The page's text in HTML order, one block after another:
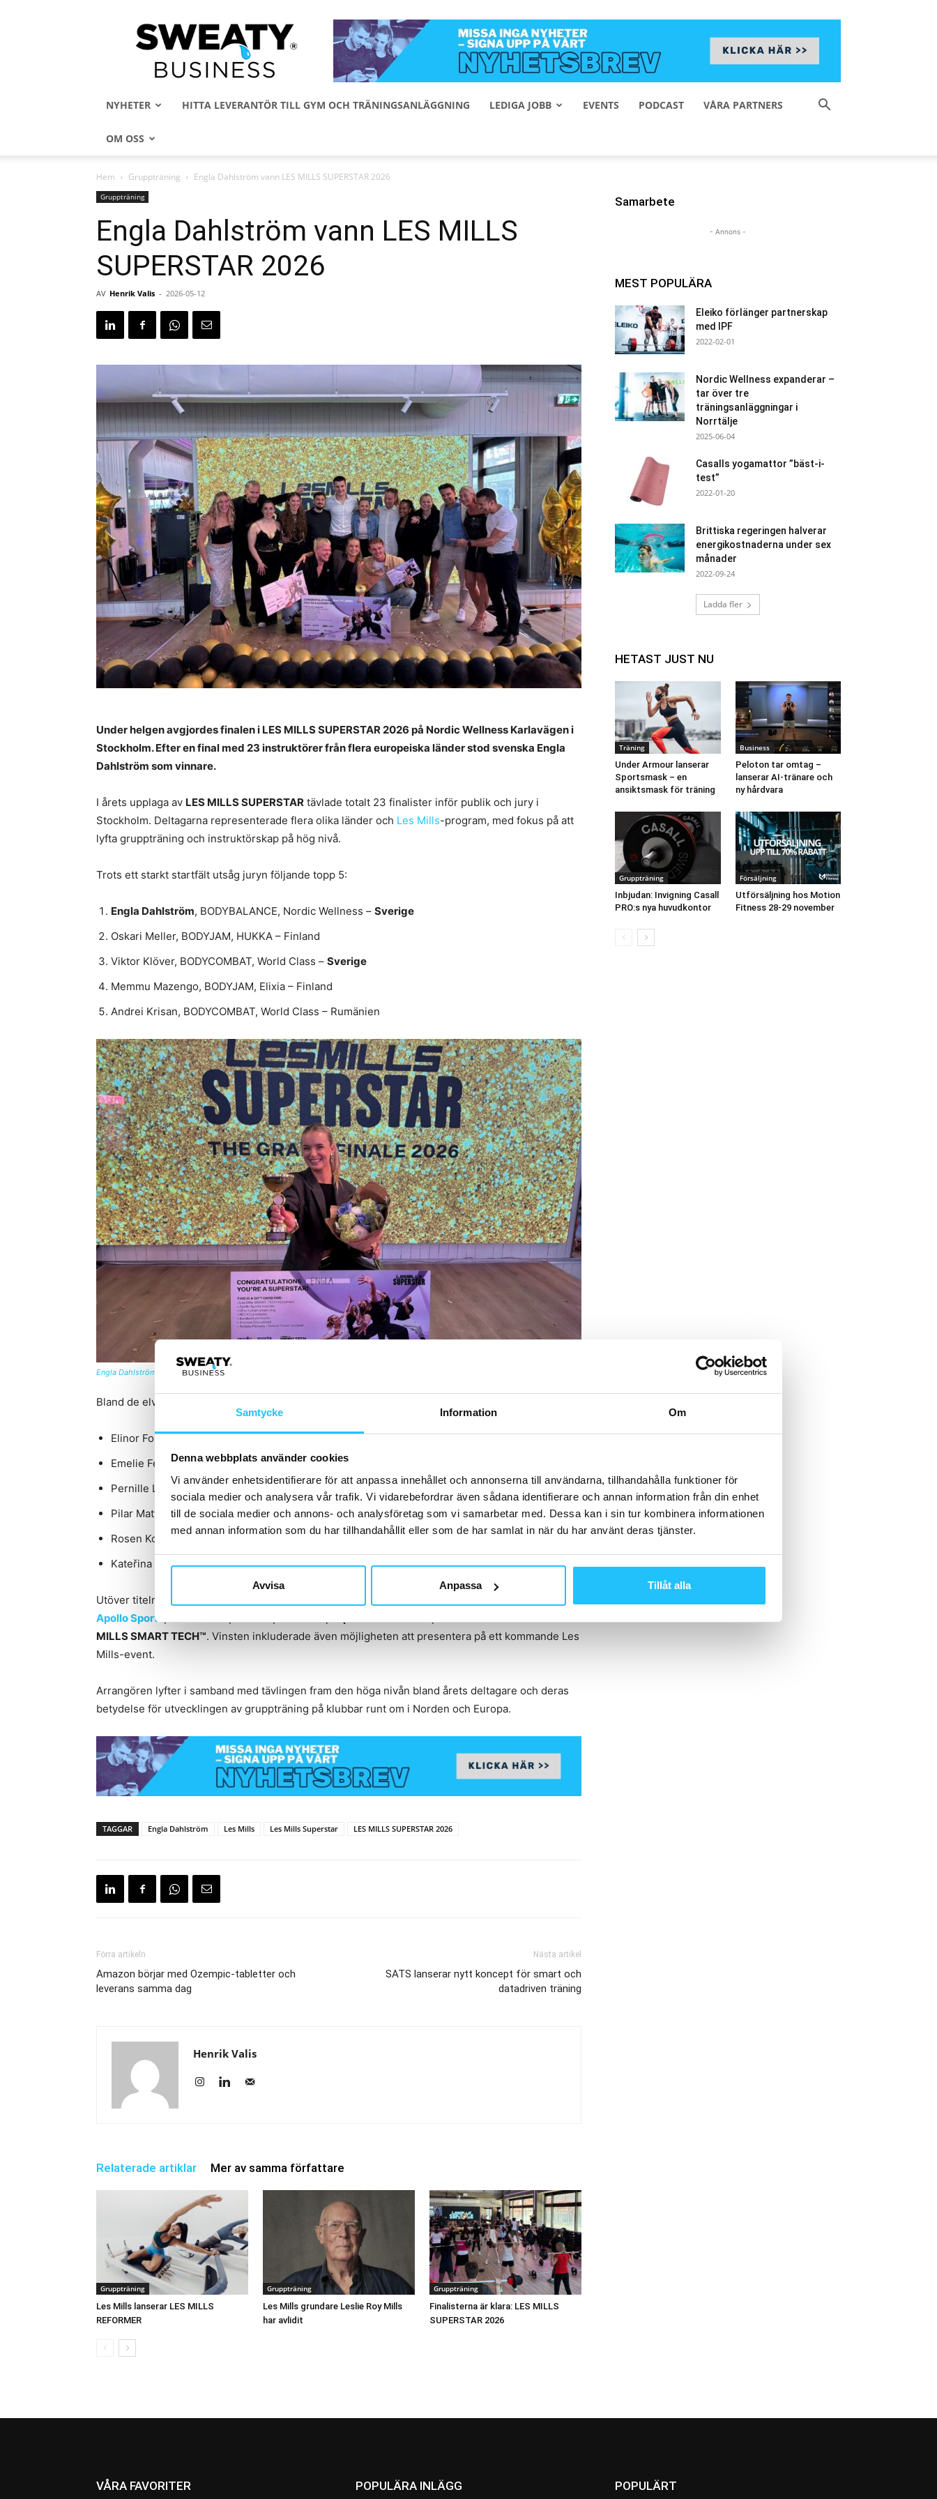
Samtycke Information Om
Denna webbplats använder cookies
Vi använder enhetsidentifierare för att anpassa innehållet och annonserna till användarna, tillhandahålla funktioner för
sociala medier och analysera vår trafik. Vi vidarebefordrar även sådana identifierare och annan information från din enhet
till de sociala medier och annons- och analysföretag som vi samarbetar med. Dessa kan i sin tur kombinera informationen
med annan information som du har tillhandahållit eller som de har samlat in när du har använt deras tjänster.
Avvisa Anpassa Tillåt alla
Sweaty
Business
NYHETER HITTA LEVERANTÖR TILL GYM OCH TRÄNINGSANLÄGGNING LEDIGA JOBB EVENTS PODCAST VÅRA PARTNERS
OM OSS
Hem Gruppträning Engla Dahlström vann LES MILLS SUPERSTAR 2026
Gruppträning
Engla Dahlström vann LES MILLS
SUPERSTAR 2026
AV Henrik Valis - 2026-05-12
Under helgen avgjordes finalen i LES MILLS SUPERSTAR 2026 på Nordic Wellness Karlavägen i
Stockholm. Efter en final med 23 instruktörer från flera europeiska länder stod svenska Engla
Dahlström som vinnare.
I årets upplaga av LES MILLS SUPERSTAR tävlade totalt 23 finalister inför publik och jury i
Stockholm. Deltagarna representerade flera olika länder och Les Mills-program, med fokus på att
lyfta gruppträning och instruktörskap på hög nivå.
Trots ett starkt startfält utsåg juryn följande topp 5:
Engla Dahlström, BODYBALANCE, Nordic Wellness – Sverige
Oskari Meller, BODYJAM, HUKKA – Finland
Viktor Klöver, BODYCOMBAT, World Class – Sverige
Memmu Mazengo, BODYJAM, Elixia – Finland
Andrei Krisan, BODYCOMBAT, World Class – Rumänien
Engla Dahlström , från Nordic Wellness Sverige, är årets LES MILLS SUPERSTAR 2026. Bild: Les Mills
Bland de elva högst placerade instruktörerna fanns även:
Elinor Forslund, BODYATTACK, Actic –Sverige
Emelie Fernström, BODYCOMBAT, Nordic Wellness –
Pernille Lindeholm, BODYATTACK, FitnessGYM – Danmark
Pilar Matta, BODYCOMBAT, Nordic Wellness –Sverige
Rosen Kotev, BODYPUMP, Next Level Fitness – Bulgarien
Kateřina Uhlířová, BODYATTACK, Form Factory – Tjeckien
Utöver titeln som årets SUPERSTAR fick Engla Dahlström även priser från flera partners, däribland
Apollo Sports
MILLS SMART TECH™. Vinsten inkluderade även möjligheten att presentera på ett kommande Les
Mills-event.
Arrangören lyfter i samband med tävlingen fram den höga nivån bland årets deltagare och deras
betydelse för utvecklingen av gruppträning på klubbar runt om i Norden och Europa.
TAGGAR Engla Dahlström Les Mills Les Mills Superstar LES MILLS SUPERSTAR 2026
Förra artikeln
Amazon börjar med Ozempic-tabletter och
leverans samma dag
Nästa artikel
SATS lanserar nytt koncept för smart och
datadriven träning
Henrik Valis
Relaterade artiklar Mer av samma författare
Gruppträning
Les Mills lanserar LES MILLS
REFORMER
Gruppträning
Les Mills grundare Leslie Roy Mills
har avlidit
Gruppträning
Finalisterna är klara: LES MILLS
SUPERSTAR 2026
Samarbete
- Annons -
MEST POPULÄRA
Eleiko förlänger partnerskap
med IPF
2022-02-01
Nordic Wellness expanderar –
tar över tre
träningsanläggningar i
Norrtälje
2025-06-04
Casalls yogamattor ”bäst-i-
test”
2022-01-20
Brittiska regeringen halverar
energikostnaderna under sex
månader
2022-09-24
Ladda fler
HETAST JUST NU
Träning
Under Armour lanserar
Sportsmask – en
ansiktsmask för träning
Business
Peloton tar omtag –
lanserar AI-tränare och
ny hårdvara
Gruppträning
Inbjudan: Invigning Casall
PRO:s nya huvudkontor
Försäljning
Utförsäljning hos Motion
Fitness 28-29 november
VÅRA FAVORITER POPULÄRA INLÄGG POPULÄRT